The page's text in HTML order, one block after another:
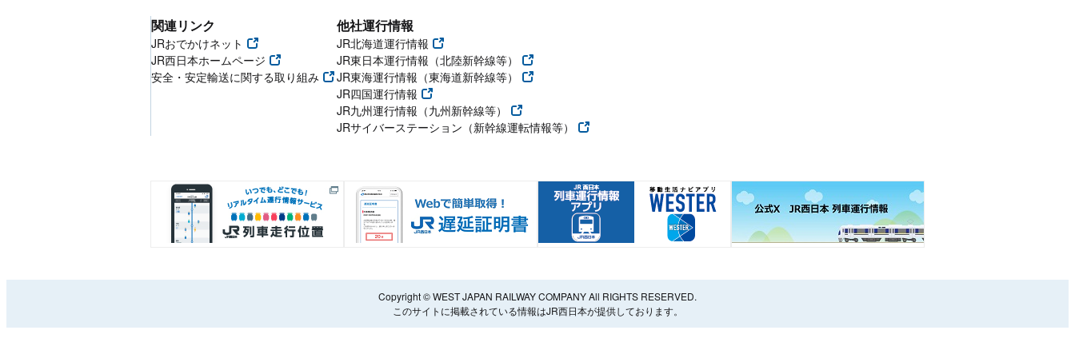
関連リンク
JRおでかけネット
JR西日本ホームページ
安全・安定輸送に関する取り組み
他社運行情報
JR北海道運行情報
JR東日本運行情報（北陸新幹線等）
JR東海運行情報（東海道新幹線等）
JR四国運行情報
JR九州運行情報（九州新幹線等）
JRサイバーステーション（新幹線運転情報等）
Copyright © WEST JAPAN RAILWAY COMPANY All RIGHTS RESERVED.
このサイトに掲載されている情報はJR西日本が提供しております。